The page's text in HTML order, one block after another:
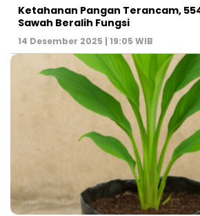
Ketahanan Pangan Terancam,
Sawah Beralih Fungsi
14 Desember 2025 | 19:05 WIB